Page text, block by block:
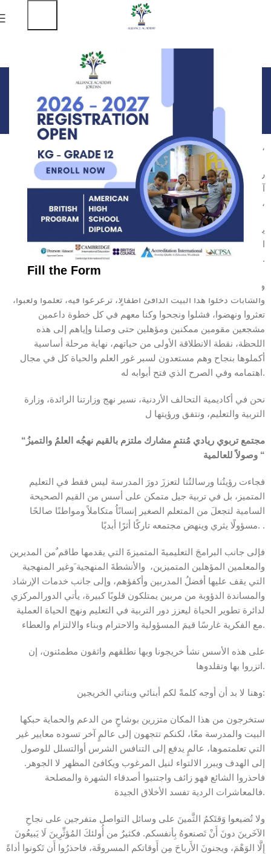
Fill the Form
General Director’s
Speech- 2nd Graduation
Home General Director’s Speech- 2nd Graduation
معالي وزير التربية والتعليم، الدكتور عزمي محافظة الأكرم،
رئيس ورعاة طائفة الاتحاد المسيحي، رئيس وأعضاء مجلس الأمناء،
آباء وأمهات الخريجين، الضيوف الأفاضل، طلبتنا الخريجين، الحفل
الكريم،
يسعدني أن أقف أمامكم مجددًا هذا العام بعد احتفال بهيج ومميز العام
الماضي احتفينا فيه بمرور عشر سنوات على تأسيس الأكايبمية
وتخريج الدفعة الأولى من طلبتها.
والشابات دخلوا هذا البيت الدافئ أطفالٍاً، ترعرعوا فيه، تعلموا ولعبوا،
تعثروا ونهضوا، فشلوا ونجحوا وكنا معهم في كل خطوة داعمين
مشجعين مقومين ممكنين ومؤهلين حتى وصلنا وإياهم إلى هذه
اللحظة، نقطة الانطلاقة الأولى من حياتهم، نهاية مرحلة أساسية
أكملوها بنجاح وهم مستعدون لسبر غور العلم والحياة كل في مجال
اهتمامه وفي الصرح الذي فتح أبوابه له.
نحن في أكاديمية التحالف الأردنية، نسير نهج وزارتنا الرائدة، وزارة
التربية والتعليم، ونتفق ورؤيتها ل
“مجتمع تربوي ريادي مُنتمٍ مشارك ملتزم بالقيم نهجُه العلمُ والتميزُ
وصولاً للعالمية “
فجاءت رؤيتُنا ورسالتُنا لتعززَ دورَ المدرسة ليس فقط في التعليم
المتميز، بل في تربية جيل متمكن على أسس من القيم الصحيحة
السامية لتجعلَ من المتعلم الصغير إنسانًاُ متكاملاً ومواطنًا صالحًا
مسؤولًا يثري وينهض مجتمعه تاركًا أثرًا أبديًا. .
فإلى جانب البرامجَ التعليميةَ المتميزةَ التي يقدمها طاقم ٌمن المديرين
والمعلمين المؤهلين المتميزين، والأنشطةَ المنهجية َوغير المنهجية
التي يقف عليها أفضلُ المدربين وأكفؤهم، وإلى جانب خدمات الإرشاد
والمساندة الدؤوبة من مربين يمتلكون قلوبًا كبيرة، يأتي الدورالمركزي
لدائرة تطوير الحياة ليعزز دور التربية في التعليم ونهج الحياة العملية
مع الفكرية غارسًا قيمَ المسؤولية والاحترام وبناء والالتزام والعطاء.
على هذه الأسس نشأ خريجونا وبها نطلقهم واثقون مطمئنون، إن
اتزروا بها وتقلدوها.
وهنا لا بد أن أوجه كلمةً لكم أبنائي وبناتي الخريجين:
ستخرجون من هذا المكان متزرين بوشاحٍ من الدعم والحماية حبكها
البيت والمدرسة معًا، لكنكم تتجهون إلى عالمٍ آخر تسوده معايير غير
التي تعلمتموها، عالمٍ يدفع إلى التنافس الشرس أوالتسلل للوصول
إلى الهدف ويبرر الالتواء لنيل المرغوب ويكافئ المظهر لا الجوهر.
فاحذروا الشائع فهو زائف واجتنبوا أصدقاء الشهرة والمصلحة
فالمعاشرات الردية تفسد الأخلاق الجيدة.
ولا تُضيعوا وَقتَكمُ الثَّمينَ على وسائل التواصل متفرجين على نجاحِ
الآخَرينَ دونَ أَنْ تَصنعوهُ بِأنفسكم. فكثيرٌ من أُولئكَ المُؤثِّرِينَ لَا يَبيعُونَ
إِلَّا الوَهْمَ، ويجنونَ الأَرباحَ مِن أَوقاتكم المسروقَة، فاحذرُوا أَن تَكونوا أداةً